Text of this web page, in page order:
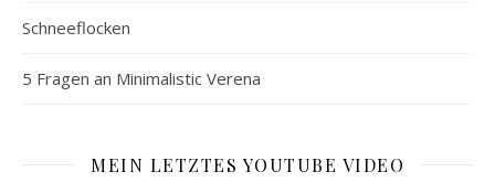
Schneeflocken
5 Fragen an Minimalistic Verena
MEIN LETZTES YOUTUBE VIDEO